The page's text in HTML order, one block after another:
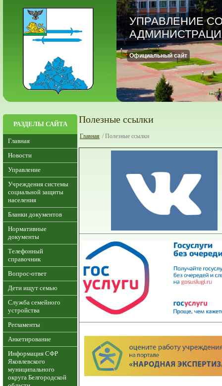
УПРАВЛЕНИЕ
Официальный сайт
РАЗДЕЛЫ САЙТА
Главная
Новости
Управление
Учреждения системы
социальной защиты
населения
Бланки документов
Нормативные
документы
Телефонный
справочник
Вопрос-ответ
Дети ищут семью
Служба семейного
устройства
Регламенты
Анкетирование
Информация СФР
Яковлевского
муниципального
округа Белгородской
Полезные ссылки
Главная / Полезные ссылки